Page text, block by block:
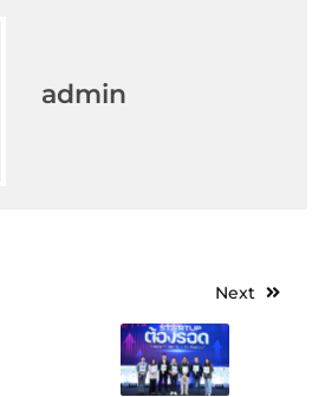
admin
Next